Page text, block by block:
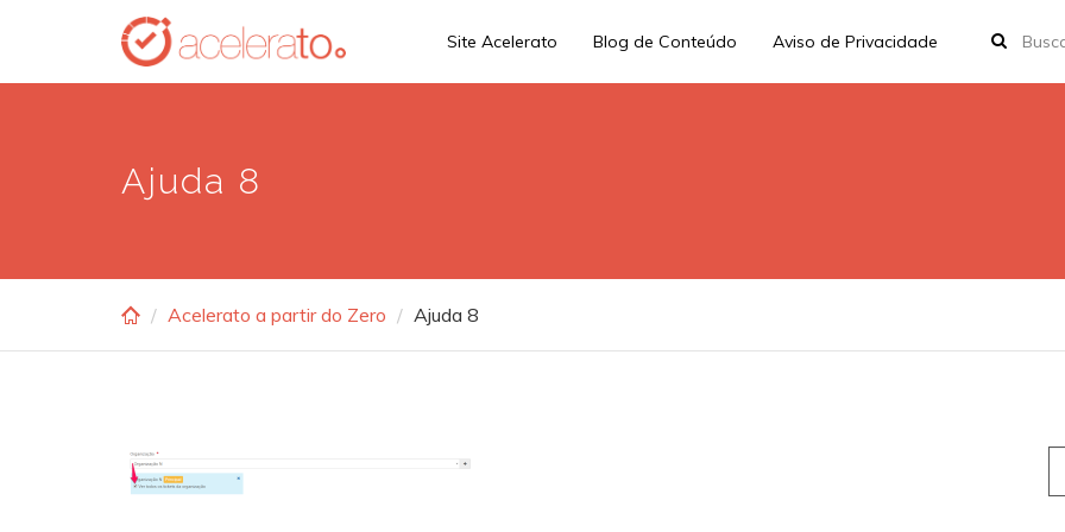
main
Site Acelerato Blog de Conteúdo Aviso de Privacidade
Ajuda 8
Acelerato a partir do Zero Ajuda 8